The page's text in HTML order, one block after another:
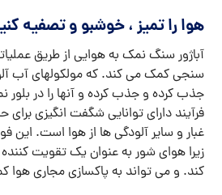
هوا را تمیز ، خوشبو و تصفیه
آباژور سنگ نمک به هوایی از طریق
سنجی کمک می کند. که مولکولهای آب
جذب کرده و جذب کرده و آنها را در
فرآیند دارای توانایی شگفت انگیزی
غبار و سایر آلودگی ها از هوا است. این
زیرا هوای شور به عنوان یک تقویت
کند. و می تواند به پاکسازی مجاری هوا